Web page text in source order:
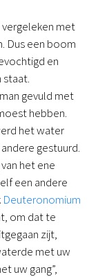
met
Dus een boom
en
staat.
gevuld met
hebben.
het water
gestuurd.
het ene
een andere
Deuteronomium
om dat te
zijt,
met uw
uw gang”,